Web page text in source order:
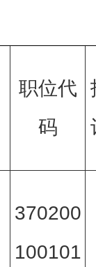
职位代
码
370200
100101